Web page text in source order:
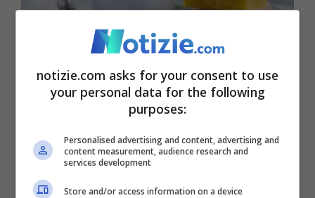
Pulizia del materasso, come pulire correttamente tutto
(notizie.com)
L’operazione
va fatta almeno ogni due
mesi: come prima cosa togliere qualunque
lenzuolo o copri lenzuolo, aspirare bene
notizie.com asks for your consent to use
your personal data for the following
purposes:
Personalised advertising and content, advertising and
content measurement, audience research and
services development
Store and/or access information on a device